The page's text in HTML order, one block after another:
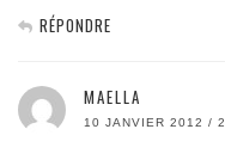
RÉPONDRE
MAELLA
10 JANVIER 2012 /